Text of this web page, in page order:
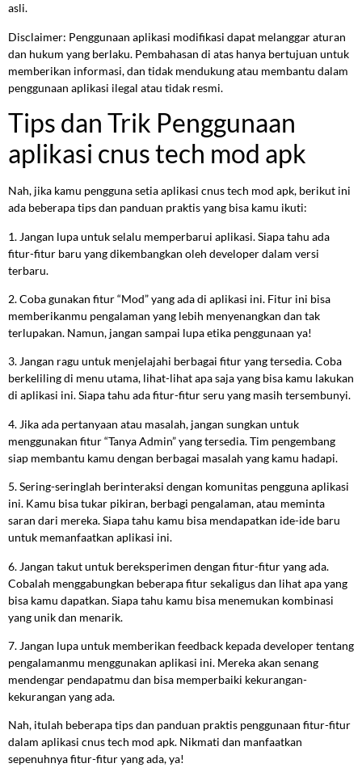
asli.
Disclaimer: Penggunaan aplikasi modifikasi dapat melanggar aturan
dan hukum yang berlaku. Pembahasan di atas hanya bertujuan untuk
memberikan informasi, dan tidak mendukung atau membantu dalam
penggunaan aplikasi ilegal atau tidak resmi.
Tips dan Trik Penggunaan
aplikasi cnus tech mod apk
Nah, jika kamu pengguna setia aplikasi cnus tech mod apk, berikut ini
ada beberapa tips dan panduan praktis yang bisa kamu ikuti:
1. Jangan lupa untuk selalu memperbarui aplikasi. Siapa tahu ada
fitur-fitur baru yang dikembangkan oleh developer dalam versi
terbaru.
2. Coba gunakan fitur “Mod” yang ada di aplikasi ini. Fitur ini bisa
memberikanmu pengalaman yang lebih menyenangkan dan tak
terlupakan. Namun, jangan sampai lupa etika penggunaan ya!
3. Jangan ragu untuk menjelajahi berbagai fitur yang tersedia. Coba
berkeliling di menu utama, lihat-lihat apa saja yang bisa kamu lakukan
di aplikasi ini. Siapa tahu ada fitur-fitur seru yang masih tersembunyi.
4. Jika ada pertanyaan atau masalah, jangan sungkan untuk
menggunakan fitur “Tanya Admin” yang tersedia. Tim pengembang
siap membantu kamu dengan berbagai masalah yang kamu hadapi.
5. Sering-seringlah berinteraksi dengan komunitas pengguna aplikasi
ini. Kamu bisa tukar pikiran, berbagi pengalaman, atau meminta
saran dari mereka. Siapa tahu kamu bisa mendapatkan ide-ide baru
untuk memanfaatkan aplikasi ini.
6. Jangan takut untuk bereksperimen dengan fitur-fitur yang ada.
Cobalah menggabungkan beberapa fitur sekaligus dan lihat apa yang
bisa kamu dapatkan. Siapa tahu kamu bisa menemukan kombinasi
yang unik dan menarik.
7. Jangan lupa untuk memberikan feedback kepada developer tentang
pengalamanmu menggunakan aplikasi ini. Mereka akan senang
mendengar pendapatmu dan bisa memperbaiki kekurangan-
kekurangan yang ada.
Nah, itulah beberapa tips dan panduan praktis penggunaan fitur-fitur
dalam aplikasi cnus tech mod apk. Nikmati dan manfaatkan
sepenuhnya fitur-fitur yang ada, ya!